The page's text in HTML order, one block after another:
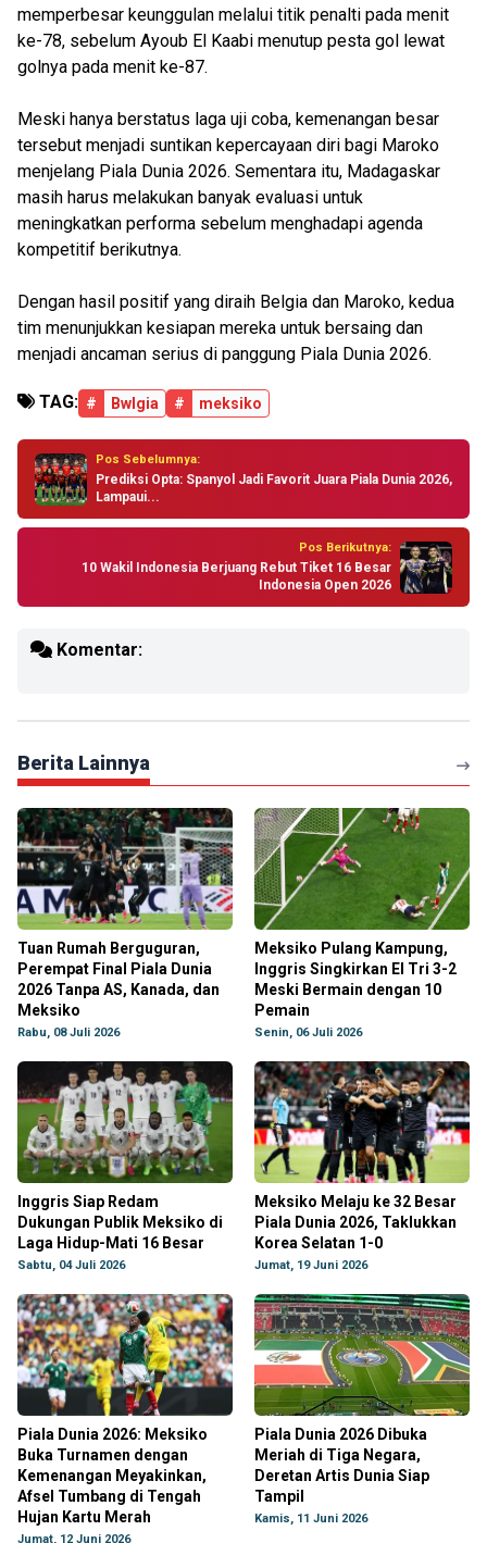
memperbesar keunggulan melalui titik penalti pada menit
ke-78, sebelum Ayoub El Kaabi menutup pesta gol lewat
golnya pada menit ke-87.
Meski hanya berstatus laga uji coba, kemenangan besar
tersebut menjadi suntikan kepercayaan diri bagi Maroko
menjelang Piala Dunia 2026. Sementara itu, Madagaskar
masih harus melakukan banyak evaluasi untuk
meningkatkan performa sebelum menghadapi agenda
kompetitif berikutnya.
Dengan hasil positif yang diraih Belgia dan Maroko, kedua
tim menunjukkan kesiapan mereka untuk bersaing dan
menjadi ancaman serius di panggung Piala Dunia 2026.
TAG: # Bwlgia # meksiko
Pos Sebelumnya:
Prediksi Opta: Spanyol Jadi Favorit Juara Piala Dunia 2026,
Lampaui...
Pos Berikutnya:
10 Wakil Indonesia Berjuang Rebut Tiket 16 Besar
Indonesia Open 2026
Komentar:
Berita Lainnya
Tuan Rumah Berguguran,
Perempat Final Piala Dunia
2026 Tanpa AS, Kanada, dan
Meksiko
Rabu, 08 Juli 2026
Meksiko Pulang Kampung,
Inggris Singkirkan El Tri 3-2
Meski Bermain dengan 10
Pemain
Senin, 06 Juli 2026
Inggris Siap Redam
Dukungan Publik Meksiko di
Laga Hidup-Mati 16 Besar
Sabtu, 04 Juli 2026
Meksiko Melaju ke 32 Besar
Piala Dunia 2026, Taklukkan
Korea Selatan 1-0
Jumat, 19 Juni 2026
Piala Dunia 2026: Meksiko
Buka Turnamen dengan
Kemenangan Meyakinkan,
Afsel Tumbang di Tengah
Hujan Kartu Merah
Jumat, 12 Juni 2026
Piala Dunia 2026 Dibuka
Meriah di Tiga Negara,
Deretan Artis Dunia Siap
Tampil
Kamis, 11 Juni 2026